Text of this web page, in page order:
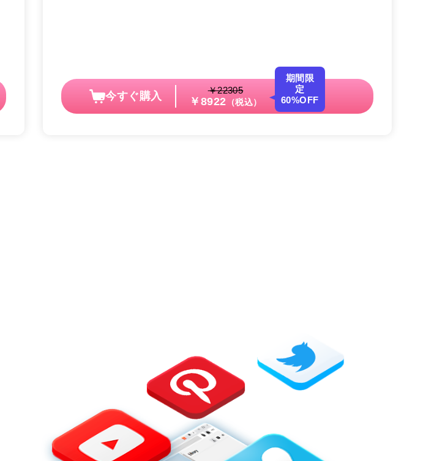
今すぐ購入 ￥22305
￥8922 （税込）
期間限
定
60%OFF